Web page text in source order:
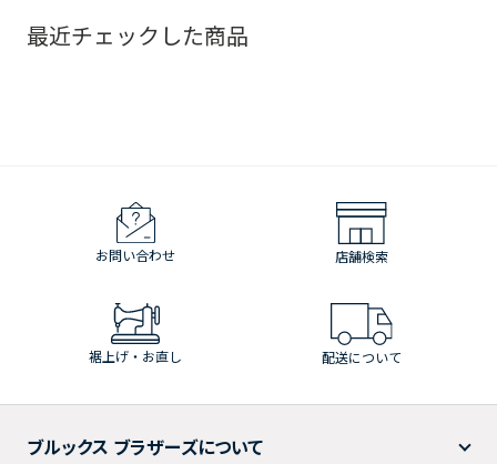
最近チェックした商品
お問い合わせ 店舗検索
裾上げ・お直し 配送について
ブルックス ブラザーズについて